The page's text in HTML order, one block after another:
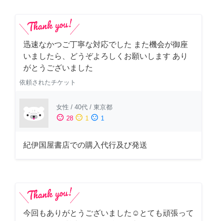
迅速なかつご丁寧な対応でした また機会が御座
いましたら、どうぞよろしくお願いします あり
がとうございました
依頼されたチケット
女性 / 40代 / 東京都
sentiment_satisfied 28 sentiment_neutral 1 sentiment_dissatisfied 1
紀伊国屋書店での購入代行及び発送
今回もありがとうございました☺️とても頑張って